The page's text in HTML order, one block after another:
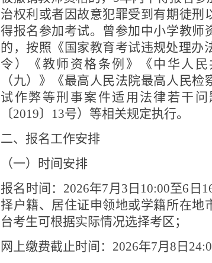
治权利或者因故意犯罪受到有期徒刑
得报名参加考试。曾参加中小学教师
的，按照《国家教育考试违规处理办
令）《教师资格条例》《中华人
（九）》《最高人民法院最高人民检
试作弊等刑事案件适用法律若干
〔2019〕 13号）等相关规定执行。
二、报名工作安排
（一）时间安排
报名时间： 2026年7月 3 日 10:00至6 日
择户籍、居住证申领地或学籍所在地
台考生可根据实际情况选择考区；
网上缴费截止时间： 2026年7月8 日